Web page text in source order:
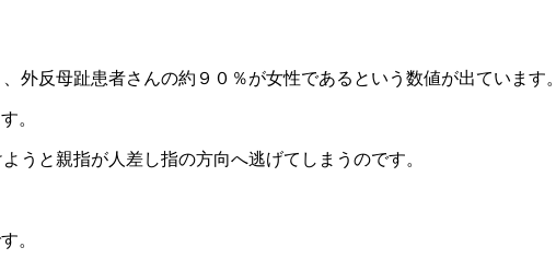
反母趾患者さんの約９０％が女性であるという数値が出ています。
。
うと親指が人差し指の方向へ逃げてしまうのです。
。